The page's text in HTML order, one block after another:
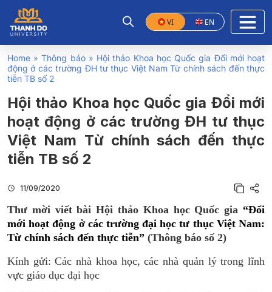
VI EN
Home »Thông báo» Hội thảo Khoa học Quốc gia Đổi mới hoạt
động ở các trường ĐH tư thục Việt Nam Từ chính sách đến thực
tiễn TB số 2
Hội thảo Khoa học Quốc gia Đổi mới
hoạt động ở các trường ĐH tư thục
Việt Nam Từ chính sách đến thực
tiễn TB số 2
11/09/2020
Thư mời viết bài Hội thảo Khoa học Quốc gia “Đổi
mới hoạt động ở các trường đại học tư thục Việt Nam:
Từ chính sách đến thực tiễn” (Thông báo số 2)
Kính gửi: Các nhà khoa học, các nhà quản lý trong lĩnh
vực giáo dục đại học